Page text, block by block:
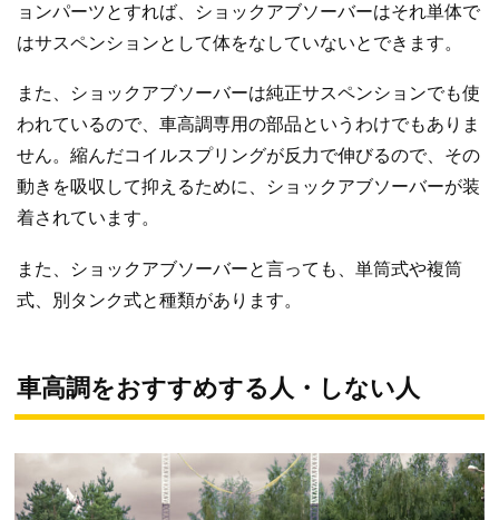
ョンパーツとすれば、ショックアブソーバーはそれ単体で
はサスペンションとして体をなしていないとできます。
また、ショックアブソーバーは純正サスペンションでも使
われているので、車高調専用の部品というわけでもありま
せん。縮んだコイルスプリングが反力で伸びるので、その
動きを吸収して抑えるために、ショックアブソーバーが装
着されています。
また、ショックアブソーバーと言っても、単筒式や複筒
式、別タンク式と種類があります。
車高調をおすすめする人・しない人